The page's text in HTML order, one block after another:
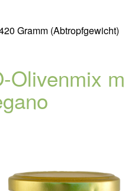
Gramm (Abtropfgewicht)
Olivenmix